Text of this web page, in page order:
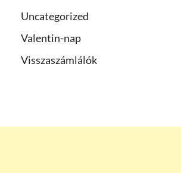
Uncategorized
Valentin-nap
Visszaszámlálók